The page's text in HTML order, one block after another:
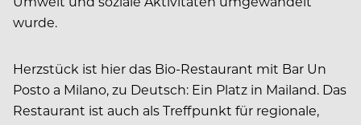
wurde.
Herzstück ist hier das Bio-Restaurant mit Bar Un
Posto a Milano, zu Deutsch: Ein Platz in Mailand. Das
Restaurant ist auch als Treffpunkt für regionale,